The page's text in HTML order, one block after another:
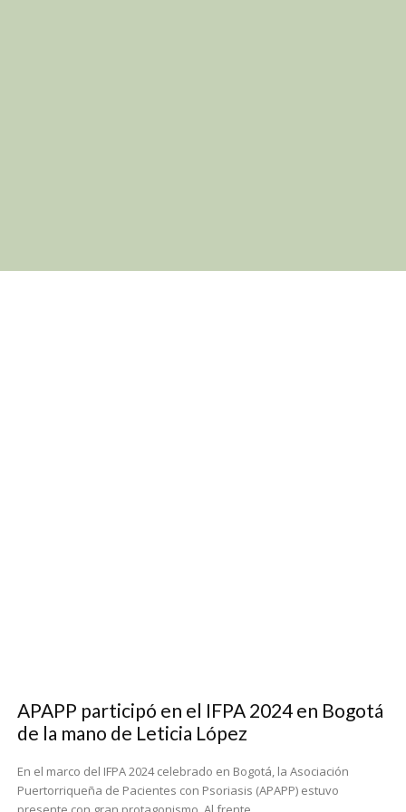
APAPP participó en el IFPA 2024 en Bogotá
de la mano de Leticia López
En el marco del IFPA 2024 celebrado en Bogotá, la Asociación
Puertorriqueña de Pacientes con Psoriasis (APAPP) estuvo